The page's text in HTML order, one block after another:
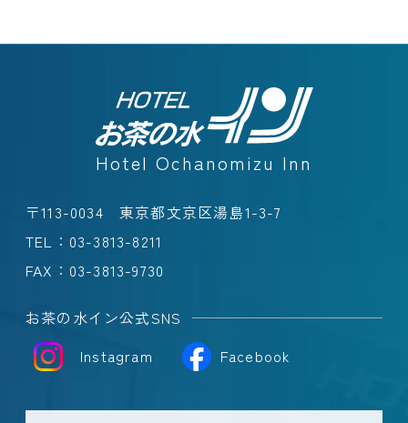
Hotel Ochanomizu Inn
〒113-0034 東京都文京区湯島1-3-7
TEL： 03-3813-8211
FAX：03-3813-9730
お茶の水イン公式SNS
Instagram
Facebook